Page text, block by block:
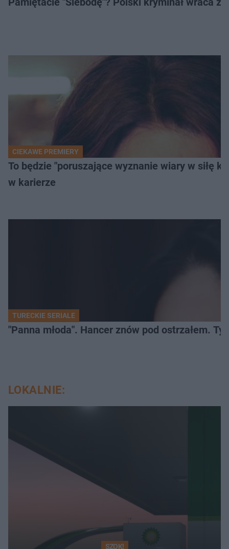
CIEKAWE PREMIERY
To będzie "poruszające wyznanie wiary w siłę
w karierze
TURECKIE SERIALE
"Panna młoda". Hancer znów pod ostrzałem.
LOKALNIE:
SZOK!